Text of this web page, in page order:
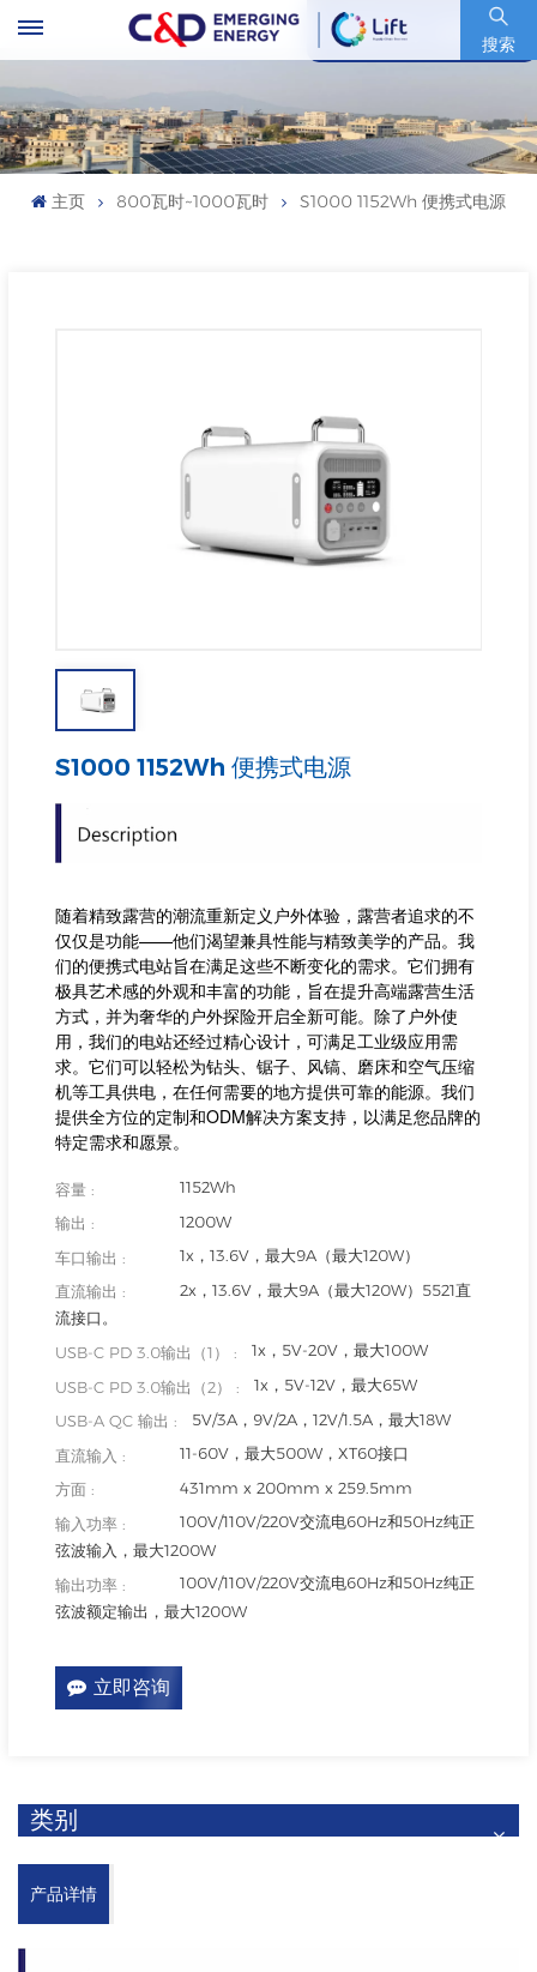
搜索
股票代码 : 600153.SH
主页 800瓦时~1000瓦时 S1000 1152Wh 便携式电源
S1000 1152Wh 便携式电源
随着精致露营的潮流重新定义户外体验，露营者追求的不
仅仅是功能——他们渴望兼具性能与精致美学的产品。我
们的便携式电站旨在满足这些不断变化的需求。它们拥有
极具艺术感的外观和丰富的功能，旨在提升高端露营生活
方式，并为奢华的户外探险开启全新可能。除了户外使
用，我们的电站还经过精心设计，可满足工业级应用需
求。它们可以轻松为钻头、锯子、风镐、磨床和空气压缩
机等工具供电，在任何需要的地方提供可靠的能源。我们
提供全方位的定制和ODM解决方案支持，以满足您品牌的
特定需求和愿景。
容量 :
1152Wh
输出 :
1200W
车口输出 :
1x，13.6V，最大9A（最大120W）
直流输出 :
2x，13.6V，最大9A（最大120W）5521直
流接口。
USB-C PD 3.0输出（1） :
1x，5V-20V，最大100W
USB-C PD 3.0输出（2） :
1x，5V-12V，最大65W
USB-A QC 输出 :
5V/3A，9V/2A，12V/1.5A，最大18W
直流输入 :
11-60V，最大500W，XT60接口
方面 :
431mm x 200mm x 259.5mm
输入功率 :
100V/110V/220V交流电60Hz和50Hz纯正
弦波输入，最大1200W
输出功率 :
100V/110V/220V交流电60Hz和50Hz纯正
弦波额定输出，最大1200W
立即咨询
类别
产品详情